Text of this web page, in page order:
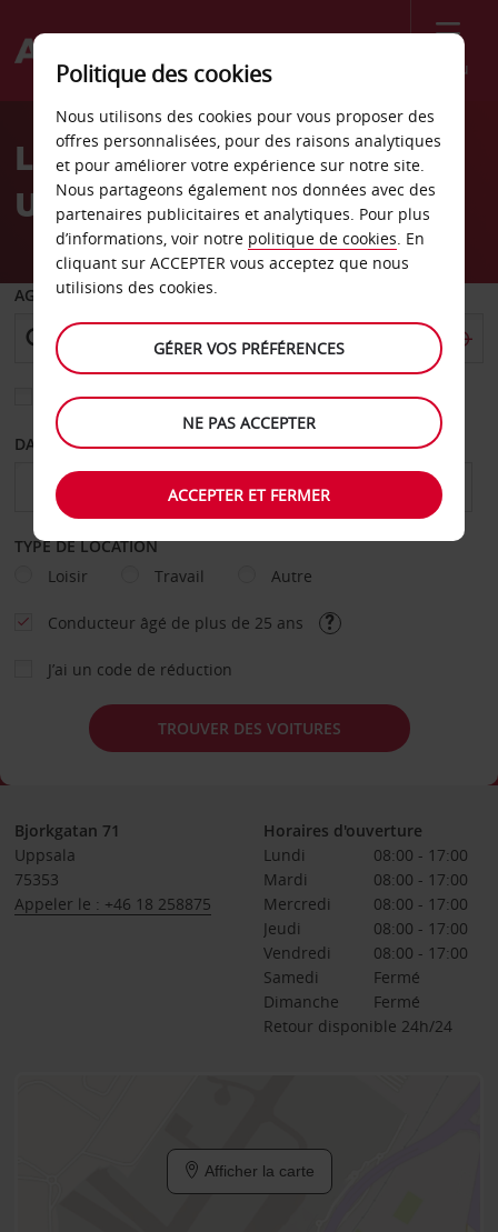
Menu
Welcome
AvisLocation de voiture
Uppsala - Ville
AGENCE DE DÉPART
Sélectionnez une autre agence de retour
DATE DE DÉPART DATE DE RETOUR
TYPE DE LOCATION
Loisir
Travail Autre
Conducteur âgé de plus de 25 ans
J’ai un code de réduction
TROUVER DES VOITURES
Bjorkgatan 71
Uppsala
75353
Appeler le : +46 18 258875
Horaires d'ouverture
Lundi
08:00 - 17:00
Mardi
08:00 - 17:00
Mercredi
08:00 - 17:00
Jeudi
08:00 - 17:00
Vendredi
08:00 - 17:00
Samedi
Fermé
Dimanche
Fermé
Retour disponible 24h/24
Afficher la carte
Politique des cookies
Nous utilisons des cookies pour vous proposer des
offres personnalisées, pour des raisons analytiques
et pour améliorer votre expérience sur notre site.
Nous partageons également nos données avec des
partenaires publicitaires et analytiques. Pour plus
d’informations, voir notre politique de cookies. En
cliquant sur ACCEPTER vous acceptez que nous
utilisions des cookies.
GÉRER VOS PRÉFÉRENCES
NE PAS ACCEPTER
ACCEPTER ET FERMER